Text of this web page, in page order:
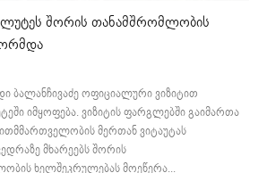
შორის თანამშრომლობის
ბალანჩივაძე ოფიციალური ვიზიტით
იმყოფება. ვიზიტის ფარგლებში გაიმართა
მერთან ვიტაუტას
მხარეებს შორის
ხელშეკრულებას მოეწერა...